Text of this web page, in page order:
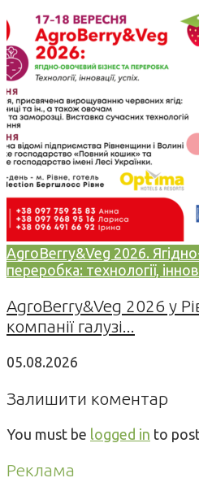
AgroBerry&Veg 2026.
переробка: технології,
AgroBerry&Veg 2026 у
компанії галузі...
05.08.2026
Залишити коментар
You must be logged in to
Реклама